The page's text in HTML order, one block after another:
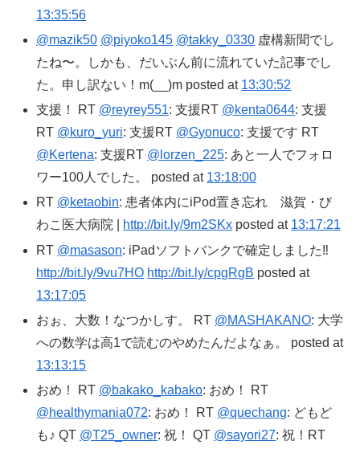
13:35:56
@mazik50 @piyoko145 @takky_0330 虚構新聞でし
たね〜。しかも、だいぶん前に流れていた記事でし
た。申し訳ない！m(__)m posted at 13:30:52
支援！ RT @reyrey551: 支援RT @kenta0644: 支援
RT @kuro_yuri: 支援RT @Gyonuco: 支援です RT
@Kertena: 支援RT @lorzen_225: あと一人でフォロ
ワー100人でした。 posted at 13:18:00
RT @ketaobin: 患者体内にiPod置き忘れ 滋賀・び
わこ医大病院 |
http://bit.ly/9m2SKx posted at 13:17:21
RT @masason: iPadソフトバンクで確定しました‼
http://bit.ly/9vu7HO http://bit.ly/cpgRgB posted at
13:17:05
おぉ、大数！なつかしす。 RT @MASHAKANO: 大学
への数学は高1で読むのやめたんだよなぁ。 posted at
13:13:15
おめ！ RT @bakako_kabako: おめ！ RT
@healthymania072: おめ！ RT @quechang: どもど
も♪ QT @T25_owner: 祝！ QT @sayori27: 祝！RT